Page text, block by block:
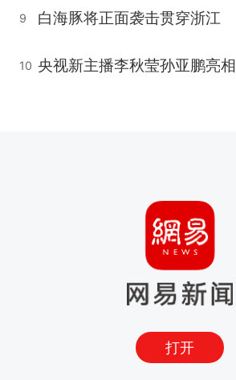
9 白海豚将正面袭击贯穿浙江
10 央视新主播李秋莹孙亚鹏亮相
打开